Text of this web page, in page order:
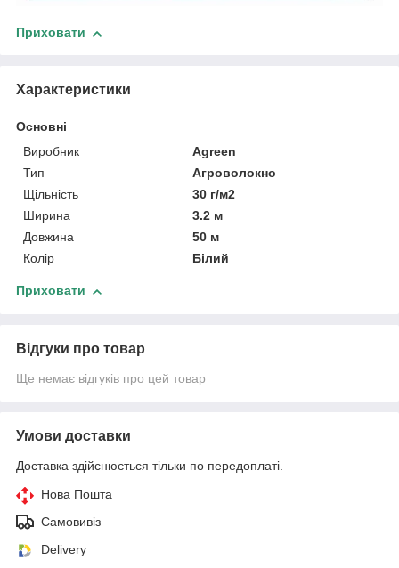
Приховати
Характеристики
Основні
Виробник
Agreen
Тип
Агроволокно
Щільність
30 г/м2
Ширина
3.2 м
Довжина
50 м
Колір
Білий
Приховати
Відгуки про товар
Ще немає відгуків про цей товар
Умови доставки
Доставка здійснюється тільки по передоплаті.
Нова Пошта
Самовивіз
Delivery